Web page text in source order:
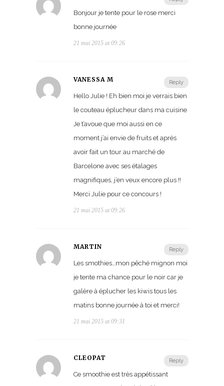
Bonjour je tente pour le rose merci
bonne journée
21 mai 2015 at 09:26
Reply
VANESSA M
Hello Julie ! Eh bien moi je verrais bien
le couteau éplucheur dans ma cuisine
Je t’avoue que moi aussi en ce
moment j’ai envie de fruits et après
avoir fait un tour au marché de
Barcelone avec ses étalages
magnifiques, j’en veux encore plus !!
Merci Julie pour ce concours !
21 mai 2015 at 09:26
Reply
MARTIN
Les smothies…mon pêché mignon moi
je tente ma chance pour le noir car je
galère à éplucher les kiwis tous les
matins bonne journée à toi et merci!
21 mai 2015 at 09:31
Reply
CLEOPAT
Ce smoothie est très appétissant